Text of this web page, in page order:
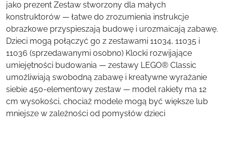
jako prezent Zestaw stworzony dla małych
konstruktorów — łatwe do zrozumienia instrukcje
obrazkowe przyspieszają budowę i urozmaicają zabawę.
Dzieci mogą połączyć go z zestawami 11034, 11035 i
11036 (sprzedawanymi osobno) Klocki rozwijające
umiejętności budowania — zestawy LEGO® Classic
umożliwiają swobodną zabawę i kreatywne wyrażanie
siebie 450-elementowy zestaw — model rakiety ma 12
cm wysokości, chociaż modele mogą być większe lub
mniejsze w zależności od pomysłów dzieci